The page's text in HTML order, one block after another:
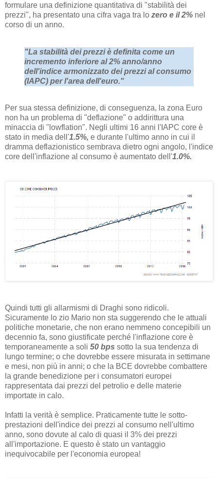
formulare una definizione quantitativa di "stabilità dei
prezzi", ha presentato una cifra vaga tra lo zero e il 2% nel
corso di un anno.
"La stabilità dei prezzi è definita come un
incremento inferiore al 2% anno/anno
dell'indice armonizzato dei prezzi al consumo
(IAPC) per l'area dell'euro."
Per sua stessa definizione, di conseguenza, la zona Euro
non ha un problema di "deflazione" o addirittura una
minaccia di "lowflation". Negli ultimi 16 anni l'IAPC core è
stato in media dell'1.5%, e durante l'ultimo anno in cui il
dramma deflazionistico sembrava dietro ogni angolo, l'indice
core dell'inflazione al consumo è aumentato dell'1.0%.
Quindi tutti gli allarmismi di Draghi sono ridicoli.
Sicuramente lo zio Mario non sta suggerendo che le attuali
politiche monetarie, che non erano nemmeno concepibili un
decennio fa, sono giustificate perché l'inflazione core è
temporaneamente a soli 50 bps sotto la sua tendenza di
lungo termine; o che dovrebbe essere misurata in settimane
e mesi, non più in anni; o che la BCE dovrebbe combattere
la grande benedizione per i consumatori europei
rappresentata dai prezzi del petrolio e delle materie
importate in calo.
Infatti la verità è semplice. Praticamente tutte le sotto-
prestazioni dell'indice dei prezzi al consumo nell'ultimo
anno, sono dovute al calo di quasi il 3% dei prezzi
all'importazione. E questo è stato un vantaggio
inequivocabile per l'economia europea!